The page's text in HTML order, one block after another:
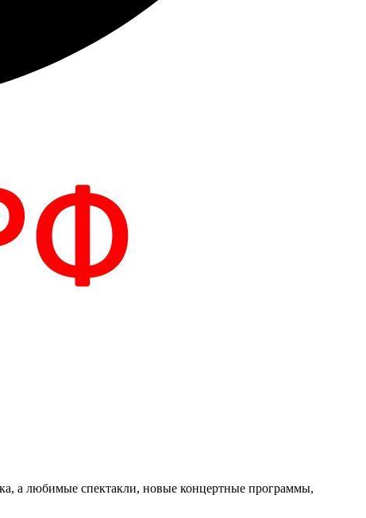
а любимые спектакли, новые концертные программы,